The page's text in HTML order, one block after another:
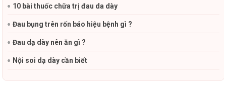
10 bài thuốc chữa trị đau da dày
Đau bụng trên rốn báo hiệu bệnh gì ?
Đau dạ dày nên ăn gì ?
Nội soi dạ dày cần biết